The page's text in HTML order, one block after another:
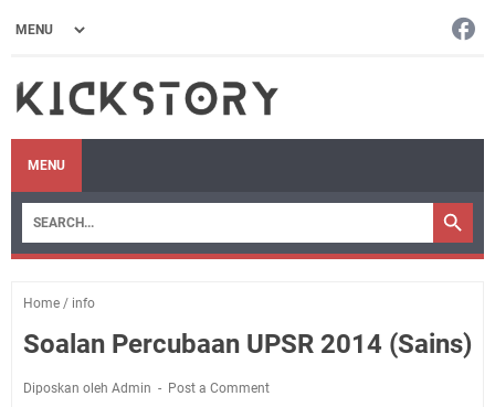
MENU
Home / info
Soalan Percubaan UPSR 2014 (Sains)
Diposkan oleh Admin Post a Comment